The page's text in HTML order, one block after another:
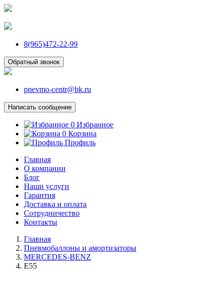
8(965)472-22-99
Обратный звонок
pnevmo-centr@bk.ru
Написать сообщение
0 Избранное
0 Корзина
Профиль
Главная
О компании
Блог
Наши услуги
Гарантия
Доставка и оплата
Сотрудничество
Контакты
Главная
Пневмобаллоны и амортизаторы
MERCEDES-BENZ
E55